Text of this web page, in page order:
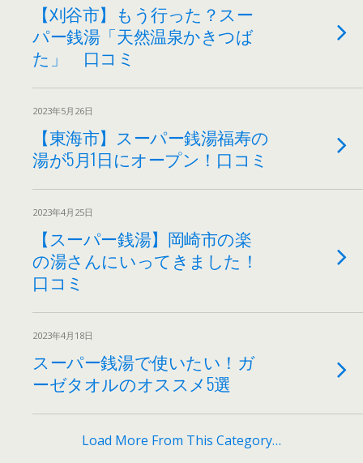
【刈谷市】もう行った？スー
パー銭湯「天然温泉かきつば
た」 口コミ
2023年5月26日
【東海市】スーパー銭湯福寿の
湯が5月1日にオープン！口コミ
2023年4月25日
【スーパー銭湯】岡崎市の楽
の湯さんにいってきました！
口コミ
2023年4月18日
スーパー銭湯で使いたい！ガ
ーゼタオルのオススメ5選
Load More From This Category…